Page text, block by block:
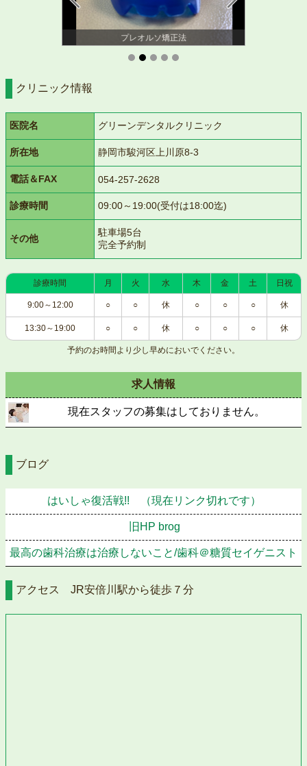
プレオルソ矯正法
クリニック情報
医院名 グリーンデンタルクリニック
所在地 静岡市駿河区上川原8-3
電話＆FAX 054-257-2628
診療時間 09:00～19:00(受付は18:00迄)
その他
駐車場5台
完全予約制
診療時間 月 火 水 木 金 土 日祝
9:00～12:00 ○ ○ 休 ○ ○ ○ 休
13:30～19:00 ○ ○ 休 ○ ○ ○ 休
予約のお時間より少し早めにおいでください。
求人情報
現在スタッフの募集はしておりません。
ブログ
はいしゃ復活戦!! （現在リンク切れです）
旧HP brog
最高の歯科治療は治療しないこと/歯科＠糖質セイゲニスト
アクセス JR安倍川駅から徒歩７分